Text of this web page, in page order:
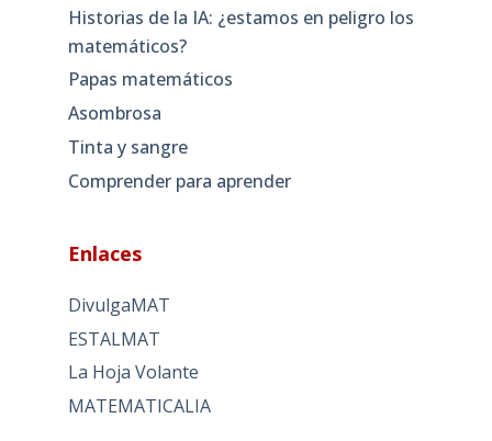
Historias de la IA: ¿estamos en peligro los
matemáticos?
Papas matemáticos
Asombrosa
Tinta y sangre
Comprender para aprender
Enlaces
DivulgaMAT
ESTALMAT
La Hoja Volante
MATEMATICALIA